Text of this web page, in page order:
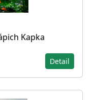
Kapka
Detail